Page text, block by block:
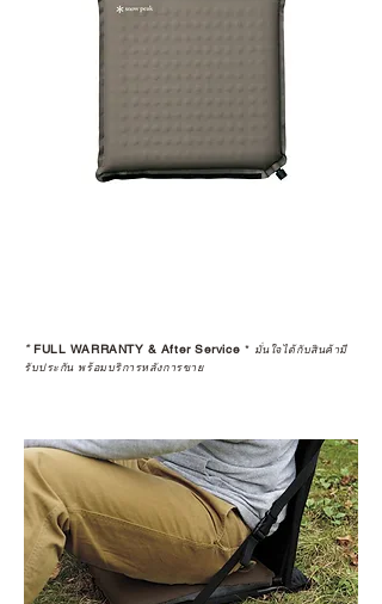
หรือการแก้ไขปัญหาที่อาจเกิดขึ้นใน
อนาคต
ก่อนตัดสินใจซื้อสินค้า เราอยาก
แนะนำให้คุณสอบถามทุกครั้งว่า ร้าน
ค้าที่คุณกำลังเลือกซื้อนั้น มีการรับ
ประกันสินค้าจากตัวแทนจำหน่าย
ในอุปกรณ์ที่คุณรัก มีคุณค่าอย่าง
ตัวแทนจำหน่ายที่ได้รับการแต่งตั้ง
เพื่อให้คุณได้รับทั้งสินค้า และ
ประสบการณ์ที่สมบูรณ์แบบในระยะ
ยาว
อ่านต่อเรื่องการรับประกันสินค้าได้
*FULL WARRANTY & After Service * มั่นใจได้กับสินค้ามี
รับประกัน พร้อมบริการหลังการขาย